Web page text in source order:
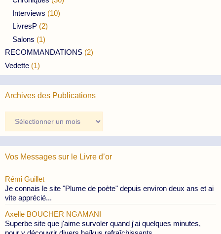
Interviews (10)
LivresP (2)
Salons (1)
RECOMMANDATIONS (2)
Vedette (1)
Archives des Publications
des
Publications
Vos Messages sur le Livre d’or
Rémi Guillet
Je connais le site "Plume de poète" depuis environ deux ans et ai
vite apprécié...
Axelle BOUCHER NGAMANI
Superbe site que j'aime survoler quand j'ai quelques minutes,